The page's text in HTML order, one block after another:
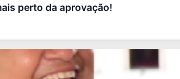
perto da aprovação!